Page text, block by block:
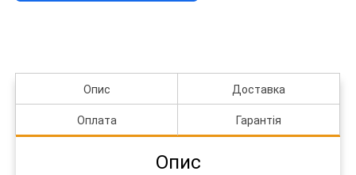
Опис Доставка
Оплата Гарантія
Опис